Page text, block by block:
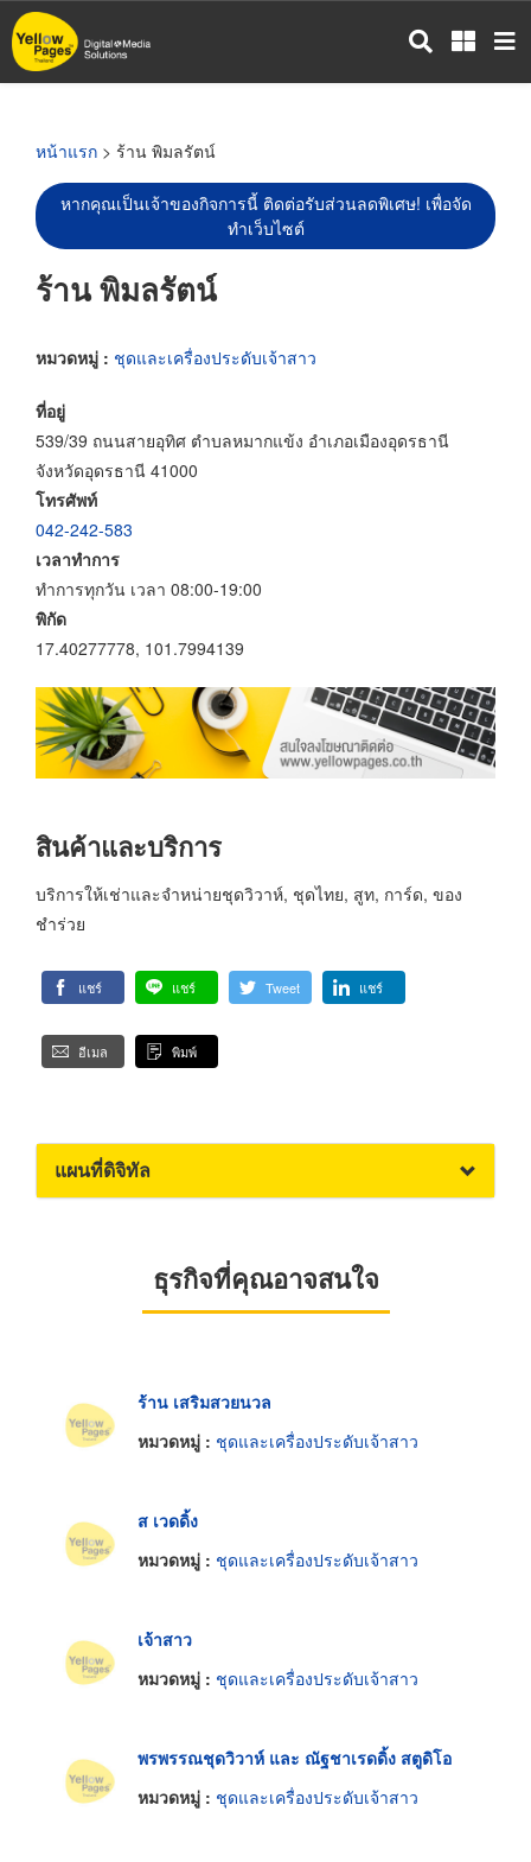
ข้าม
ไป
หน้าแรก > ร้าน พิมลรัตน์
หากคุณเป็นเจ้าของกิจการนี้ ติดต่อรับส่วนลดพิเศษ! เพื่อจัด
ทำเว็บไซต์
ร้าน พิมลรัตน์
หมวดหมู่ : ชุดและเครื่องประดับเจ้าสาว
ที่อยู่
539/39 ถนนสายอุทิศ ตำบลหมากแข้ง อำเภอเมืองอุดรธานี
จังหวัดอุดรธานี 41000
โทรศัพท์
042-242-583
เวลาทำการ
ทำการทุกวัน เวลา 08:00-19:00
พิกัด
17.40277778, 101.7994139
สินค้าและบริการ
บริการให้เช่าและจำหน่ายชุดวิวาห์, ชุดไทย, สูท, การ์ด, ของ
ชำร่วย
แชร์ แชร์ Tweet แชร์
อีเมล พิมพ์
แผนที่ดิจิทัล
ธุรกิจที่คุณอาจสนใจ
ร้าน เสริมสวยนวล
หมวดหมู่ : ชุดและเครื่องประดับเจ้าสาว
ส เวดดิ้ง
หมวดหมู่ : ชุดและเครื่องประดับเจ้าสาว
เจ้าสาว
หมวดหมู่ : ชุดและเครื่องประดับเจ้าสาว
พรพรรณชุดวิวาห์ และ ณัฐชาเรดดิ้ง สตูดิโอ
หมวดหมู่ : ชุดและเครื่องประดับเจ้าสาว